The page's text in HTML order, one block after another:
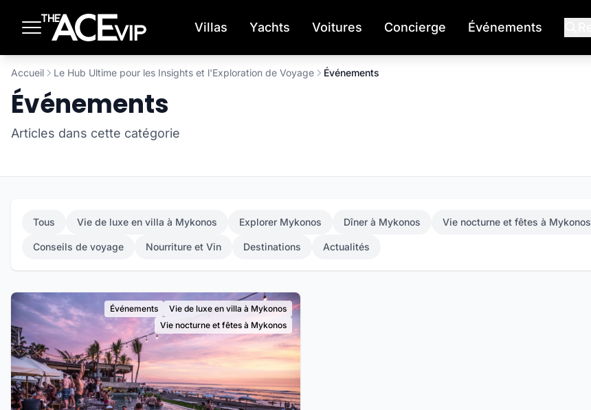
Villas Yachts Voitures Concierge Événements
Accueil Le Hub Ultime pour les Insights et l'Exploration de Voyage Événements
Événements
Articles dans cette catégorie
Tous Vie de luxe en villa à Mykonos Explorer Mykonos Dîner à Mykonos Vie nocturne et fêtes à Mykonos
Conseils de voyage Nourriture et Vin Destinations Actualités
Événements
Vie de luxe en villa à Mykonos
Vie nocturne et fêtes à Mykonos